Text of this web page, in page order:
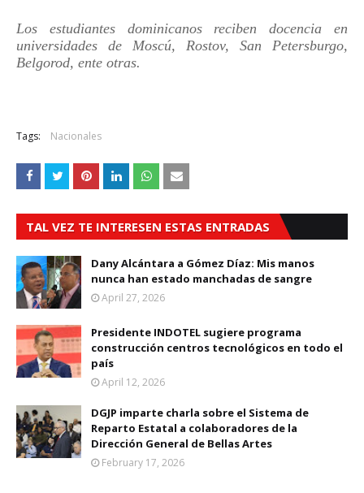
Los estudiantes dominicanos reciben docencia en
universidades de Moscú, Rostov, San Petersburgo,
Belgorod, ente otras.
Tags: Nacionales
TAL VEZ TE INTERESEN ESTAS ENTRADAS
Dany Alcántara a Gómez Díaz: Mis manos
nunca han estado manchadas de sangre
April 27, 2026
Presidente INDOTEL sugiere programa
construcción centros tecnológicos en todo el
país
April 12, 2026
DGJP imparte charla sobre el Sistema de
Reparto Estatal a colaboradores de la
Dirección General de Bellas Artes
February 17, 2026